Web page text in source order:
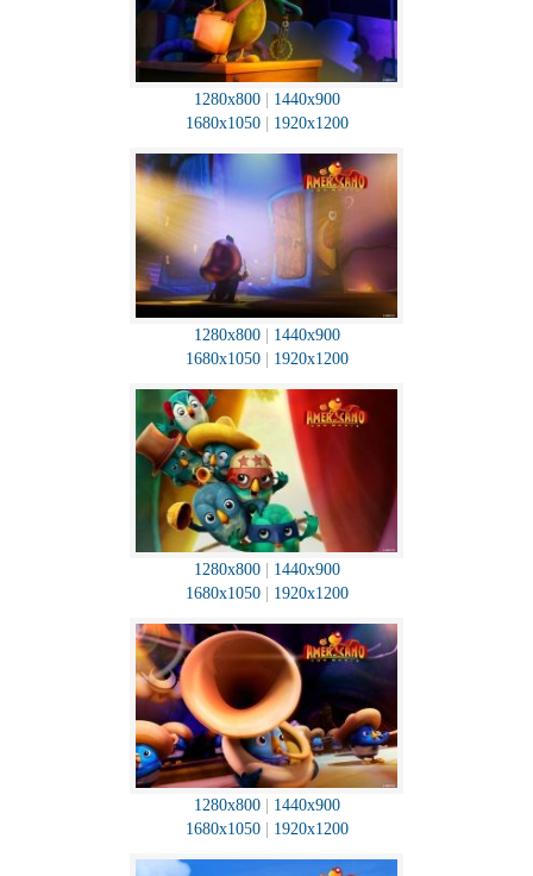
1280x800| 1440x900
1680x1050| 1920x1200
1280x800| 1440x900
1680x1050| 1920x1200
1280x800| 1440x900
1680x1050| 1920x1200
1280x800| 1440x900
1680x1050| 1920x1200